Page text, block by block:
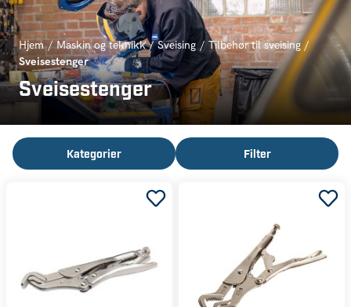
Hjem Maskin og teknikk Sveising Tilbehør til sveising
Sveisestenger
Sveisestenger
Kategorier Filter